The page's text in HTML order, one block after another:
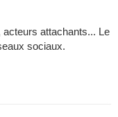
attachants... Le
sociaux.